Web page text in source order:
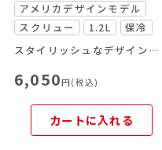
アメリカデザインモデル
スクリュー
1.2L
保冷
スタイリッシュなデザインの大容量ボトル
6,050円(税込)
カートに入れる